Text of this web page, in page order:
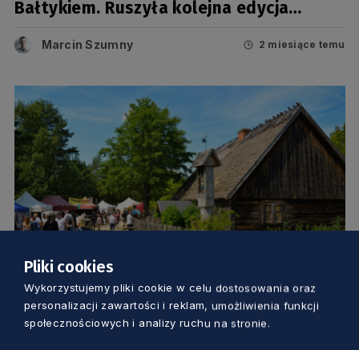
Bałtykiem. Ruszyła kolejna edycja
Marcin Szumny 2 miesiące temu
TURYSTYKA I SPORT
Wybrano najlepsze produkty turystyczne
Pliki cookies
Wykorzystujemy pliki cookie w celu dostosowania oraz
personalizacji zawartości i reklam, umożliwienia funkcji
społecznościowych i analizy ruchu na stronie.